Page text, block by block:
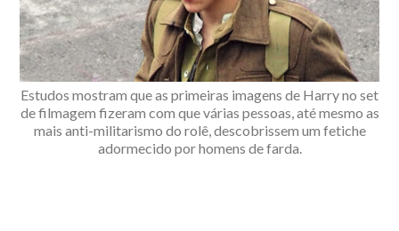
Estudos mostram que as primeiras imagens de Harry no set
de filmagem fizeram com que várias pessoas, até mesmo as
mais anti-militarismo do rolê, descobrissem um fetiche
adormecido por homens de farda.